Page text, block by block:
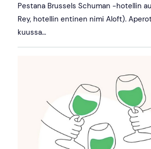
Pestana Brussels Schuman -hotellin
Rey, hotellin entinen nimi Aloft).
kuussa…